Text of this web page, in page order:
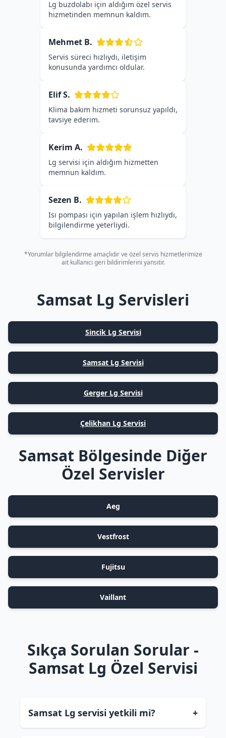
Lg buzdolabı için aldığım özel servis
hizmetinden memnun kaldım.
Mehmet B.
Servis süreci hızlıydı, iletişim
konusunda yardımcı oldular.
Elif S.
Klima bakım hizmeti sorunsuz yapıldı,
tavsiye ederim.
Kerim A.
Lg servisi için aldığım hizmetten
memnun kaldım.
Sezen B.
Isı pompası için yapılan işlem hızlıydı,
bilgilendirme yeterliydi.
*Yorumlar bilgilendirme amaçlıdır ve özel servis hizmetlerimize
ait kullanıcı geri bildirimlerini yansıtır.
Samsat Lg Servisleri
Sincik Lg Servisi
Samsat Lg Servisi
Gerger Lg Servisi
Çelikhan Lg Servisi
Samsat Bölgesinde Diğer
Özel Servisler
Aeg
Vestfrost
Fujitsu
Vaillant
Sıkça Sorulan Sorular -
Samsat Lg Özel Servisi
Samsat Lg servisi yetkili mi? +